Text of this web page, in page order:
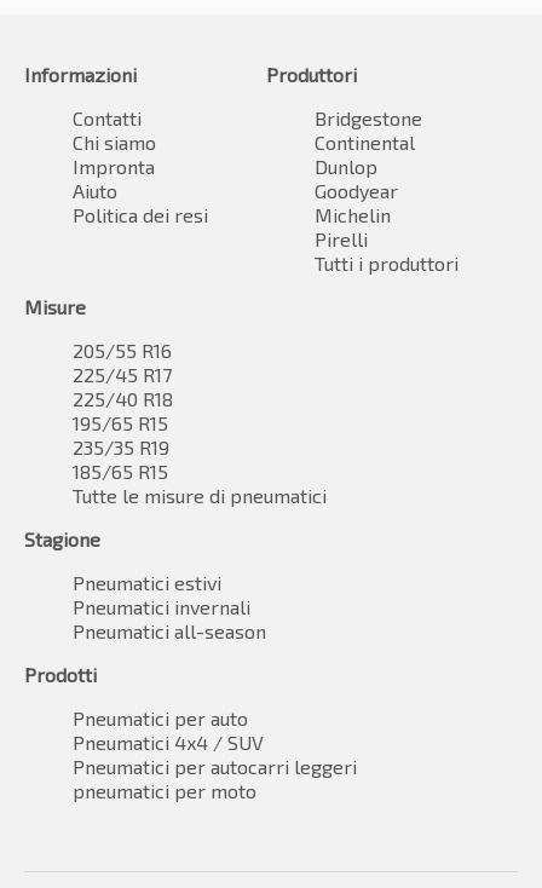
Informazioni
Contatti
Chi siamo
Impronta
Aiuto
Politica dei resi
Produttori
Bridgestone
Continental
Dunlop
Goodyear
Michelin
Pirelli
Tutti i produttori
Misure
205/55 R16
225/45 R17
225/40 R18
195/65 R15
235/35 R19
185/65 R15
Tutte le misure di pneumatici
Stagione
Pneumatici estivi
Pneumatici invernali
Pneumatici all-season
Prodotti
Pneumatici per auto
Pneumatici 4x4 / SUV
Pneumatici per autocarri leggeri
pneumatici per moto